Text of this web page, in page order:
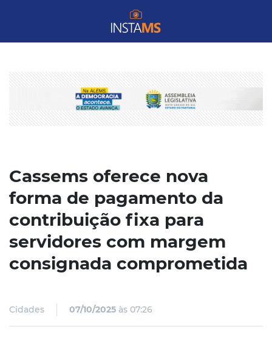
Cassems oferece nova
forma de pagamento da
contribuição fixa para
servidores com margem
consignada comprometida
Cidades 07/10/2025 às 07:26